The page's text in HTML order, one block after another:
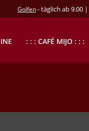
Golfen- täglich ab 9.00 |
: : : CAFÉ MIJO : : :